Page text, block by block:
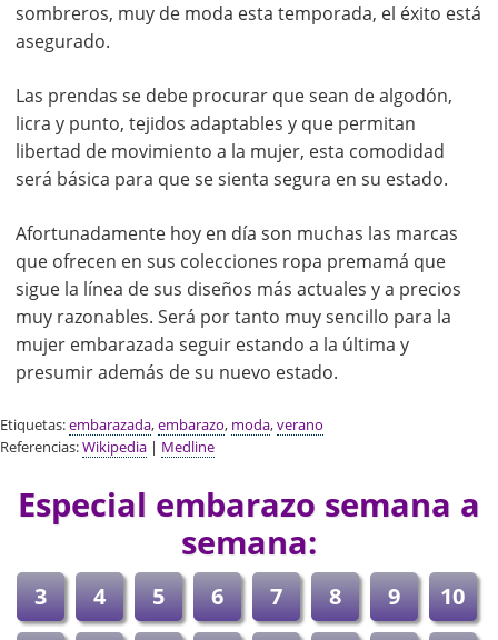
sombreros, muy de moda esta temporada, el éxito está
asegurado.
Las prendas se debe procurar que sean de algodón,
licra y punto, tejidos adaptables y que permitan
libertad de movimiento a la mujer, esta comodidad
será básica para que se sienta segura en su estado.
Afortunadamente hoy en día son muchas las marcas
que ofrecen en sus colecciones ropa premamá que
sigue la línea de sus diseños más actuales y a precios
muy razonables. Será por tanto muy sencillo para la
mujer embarazada seguir estando a la última y
presumir además de su nuevo estado.
Etiquetas:embarazada,embarazo, moda,verano
Referencias:Wikipedia | Medline
Especial embarazo semana a
semana:
3 4 5 6 7 8 9
10